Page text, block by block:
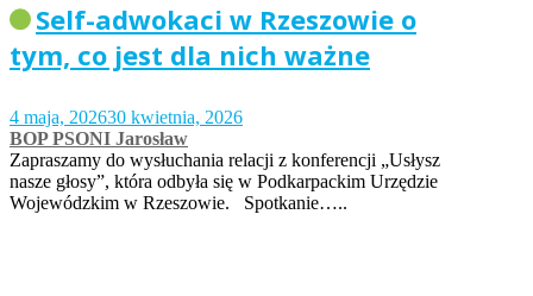
Self-adwokaci w Rzeszowie o
tym, co jest dla nich ważne
4 maja, 202630 kwietnia, 2026
BOP PSONI Jarosław
Zapraszamy do wysłuchania relacji z konferencji „Usłysz
nasze głosy”, która odbyła się w Podkarpackim Urzędzie
Wojewódzkim w Rzeszowie. Spotkanie…..